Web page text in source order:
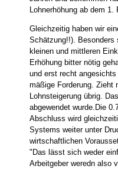
Lohnerhöhung ab dem
Gleichzeitig haben wir
Schätzung!!). Besonders
kleinen und mittleren
Erhöhung bitter nötig
und erst recht
mäßige Forderung. Zieht
Lohnsteigerung übrig.
abgewendet wurde.Die
Abschluss wird
Systems weiter unter
wirtschaftlichen
"Das lässt sich weder
Arbeitgeber weredn also